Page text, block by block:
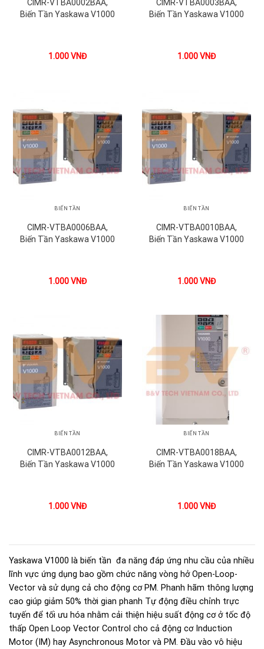
CIMR-VTBA0002BAA,
Biến Tần Yaskawa V1000
1.000VNĐ
CIMR-VTBA0003BAA,
Biến Tần Yaskawa V1000
1.000VNĐ
BIẾN TẦN
CIMR-VTBA0006BAA,
Biến Tần Yaskawa V1000
1.000VNĐ
BIẾN TẦN
CIMR-VTBA0010BAA,
Biến Tần Yaskawa V1000
1.000VNĐ
BIẾN TẦN
CIMR-VTBA0012BAA,
Biến Tần Yaskawa V1000
1.000VNĐ
BIẾN TẦN
CIMR-VTBA0018BAA,
Biến Tần Yaskawa V1000
1.000VNĐ
Yaskawa V1000 là biến tần đa năng đáp ứng nhu cầu của nhiều
lĩnh vực ứng dụng bao gồm chức năng vòng hở Open-Loop-
Vector và sử dụng cả cho động cơ PM. Phanh hãm thông lượng
cao giúp giảm 50% thời gian phanh Tự động điều chỉnh trực
tuyến để tối ưu hóa nhằm cải thiện hiệu suất động cơ ở tốc độ
thấp Open Loop Vector Control cho cả động cơ Induction
Motor (IM) hay Asynchronous Motor và PM. Đầu vào vô hiệu